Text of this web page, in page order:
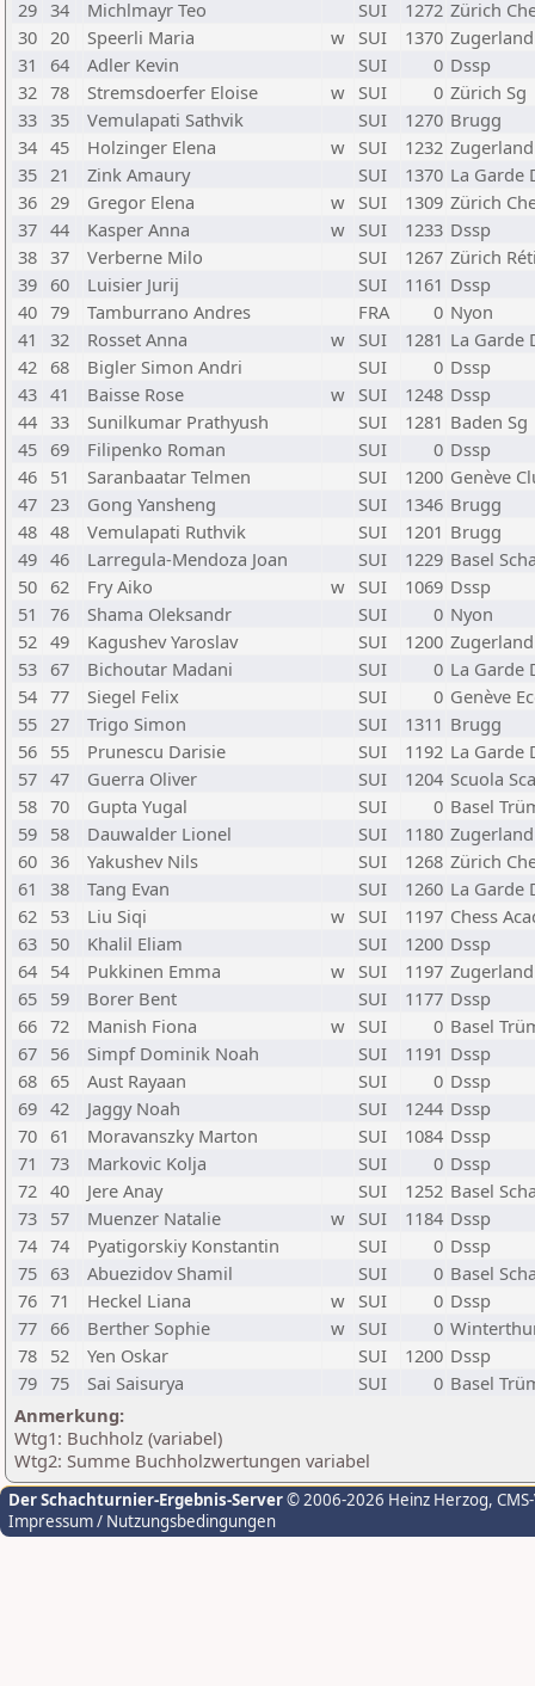
29 34 Michlmayr Teo SUI 1272 Zürich
30 20 Speerli Maria w SUI 1370
31
64 Adler Kevin SUI 0 Dssp
32 78 Stremsdoerfer Eloise w SUI 0 Zürich Sg
33 35 Vemulapati Sathvik SUI 1270 Brugg
34 45 Holzinger Elena w SUI 1232
35 21 Zink Amaury SUI 1370 La Garde
36 29 Gregor Elena w SUI 1309 Zürich
37 44 Kasper Anna w SUI 1233 Dssp
38 37 Verberne Milo SUI 1267 Zürich
39 60 Luisier Jurij SUI 1161 Dssp
40 79 Tamburrano Andres FRA 0 Nyon
41
32 Rosset Anna w SUI 1281 La Garde
42 68 Bigler Simon Andri SUI 0 Dssp
43 41 Baisse Rose w SUI 1248 Dssp
44 33 Sunilkumar Prathyush SUI 1281 Baden Sg
45 69 Filipenko Roman SUI 0 Dssp
46 51 Saranbaatar Telmen SUI 1200 Genève
47 23 Gong Yansheng SUI 1346 Brugg
48 48 Vemulapati Ruthvik SUI 1201 Brugg
49 46 Larregula-Mendoza Joan SUI 1229 Basel
50 62 Fry Aiko w SUI 1069 Dssp
51
76 Shama Oleksandr SUI 0 Nyon
52 49 Kagushev Yaroslav SUI 1200
53 67 Bichoutar Madani SUI 0 La Garde
54 77 Siegel Felix SUI 0 Genève
55 27 Trigo Simon SUI 1311 Brugg
56 55 Prunescu Darisie SUI 1192 La Garde
57 47 Guerra Oliver SUI 1204 Scuola
58 70 Gupta Yugal SUI 0 Basel
59 58 Dauwalder Lionel SUI 1180
60 36 Yakushev Nils SUI 1268 Zürich
61
38 Tang Evan SUI 1260 La Garde
62 53 Liu Siqi w SUI 1197 Chess
63 50 Khalil Eliam SUI 1200 Dssp
64 54 Pukkinen Emma w SUI 1197
65 59 Borer Bent SUI 1177 Dssp
66 72 Manish Fiona w SUI 0 Basel
67 56 Simpf Dominik Noah SUI 1191 Dssp
68 65 Aust Rayaan SUI 0 Dssp
69 42 Jaggy Noah SUI 1244 Dssp
70 61 Moravanszky Marton SUI 1084 Dssp
71
73 Markovic Kolja SUI 0 Dssp
72 40 Jere Anay SUI 1252 Basel
73 57 Muenzer Natalie w SUI 1184 Dssp
74 74 Pyatigorskiy Konstantin SUI 0 Dssp
75 63 Abuezidov Shamil SUI 0 Basel
76 71 Heckel Liana w SUI 0 Dssp
77 66 Berther Sophie w SUI 0
78 52 Yen Oskar SUI 1200 Dssp
79 75 Sai Saisurya SUI 0 Basel
Anmerkung:
Wtg1: Buchholz (variabel)
Wtg2: Summe Buchholzwertungen variabel
Der Schachturnier-Ergebnis-Server© 2006-2026 Heinz Herzog,
Impressum / Nutzungsbedingungen